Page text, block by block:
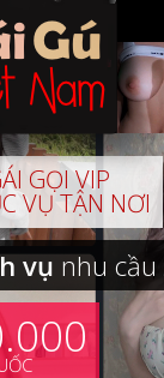
GỌI VIP
VỤ TẬN NƠI
vụnhu cầu